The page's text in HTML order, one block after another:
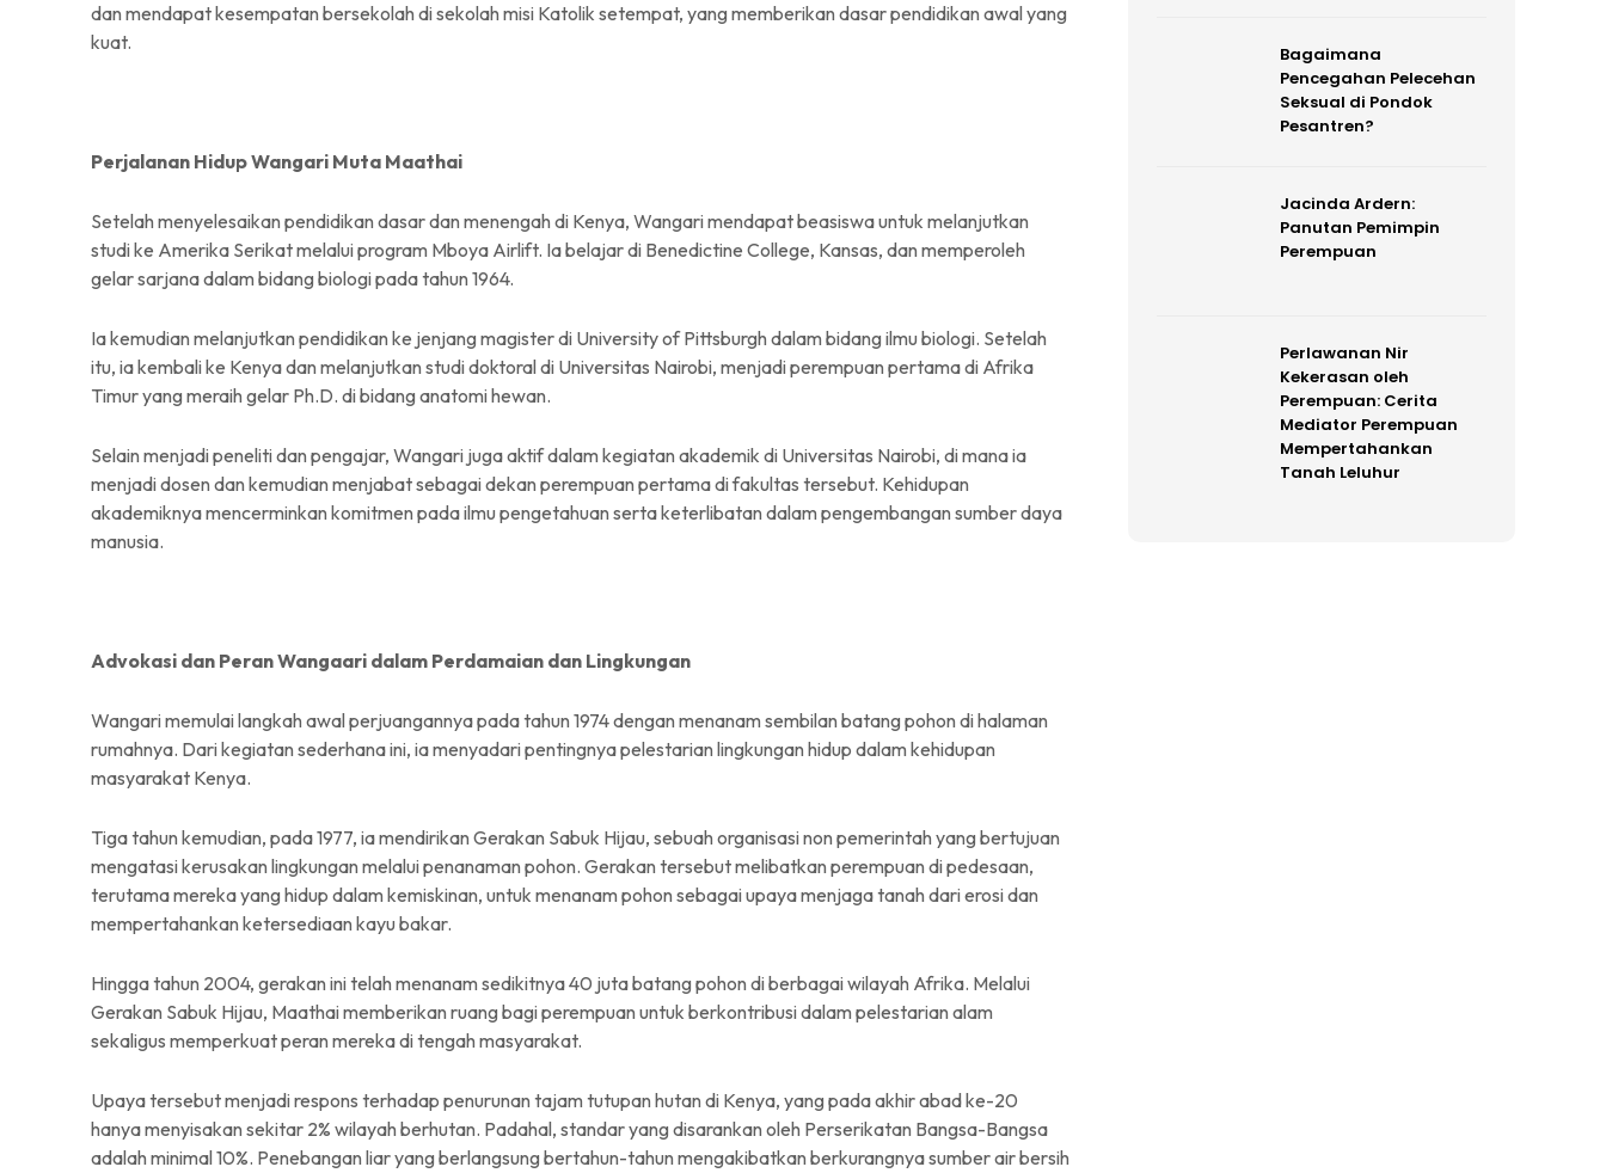
dan mendapat kesempatan bersekolah di sekolah misi Katolik setempat, yang memberikan dasar pendidikan awal yang
kuat.
Perjalanan Hidup Wangari Muta Maathai
Setelah menyelesaikan pendidikan dasar dan menengah di Kenya, Wangari mendapat beasiswa untuk melanjutkan
studi ke Amerika Serikat melalui program Mboya Airlift. Ia belajar di Benedictine College, Kansas, dan memperoleh
gelar sarjana dalam bidang biologi pada tahun 1964.
Ia kemudian melanjutkan pendidikan ke jenjang magister di University of Pittsburgh dalam bidang ilmu biologi. Setelah
itu, ia kembali ke Kenya dan melanjutkan studi doktoral di Universitas Nairobi, menjadi perempuan pertama di Afrika
Timur yang meraih gelar Ph.D. di bidang anatomi hewan.
Selain menjadi peneliti dan pengajar, Wangari juga aktif dalam kegiatan akademik di Universitas Nairobi, di mana ia
menjadi dosen dan kemudian menjabat sebagai dekan perempuan pertama di fakultas tersebut. Kehidupan
akademiknya mencerminkan komitmen pada ilmu pengetahuan serta keterlibatan dalam pengembangan sumber daya
manusia.
Advokasi dan Peran Wangaari dalam Perdamaian dan Lingkungan
Wangari memulai langkah awal perjuangannya pada tahun 1974 dengan menanam sembilan batang pohon di halaman
rumahnya. Dari kegiatan sederhana ini, ia menyadari pentingnya pelestarian lingkungan hidup dalam kehidupan
masyarakat Kenya.
Tiga tahun kemudian, pada 1977, ia mendirikan Gerakan Sabuk Hijau, sebuah organisasi non pemerintah yang bertujuan
mengatasi kerusakan lingkungan melalui penanaman pohon. Gerakan tersebut melibatkan perempuan di pedesaan,
terutama mereka yang hidup dalam kemiskinan, untuk menanam pohon sebagai upaya menjaga tanah dari erosi dan
mempertahankan ketersediaan kayu bakar.
Hingga tahun 2004, gerakan ini telah menanam sedikitnya 40 juta batang pohon di berbagai wilayah Afrika. Melalui
Gerakan Sabuk Hijau, Maathai memberikan ruang bagi perempuan untuk berkontribusi dalam pelestarian alam
sekaligus memperkuat peran mereka di tengah masyarakat.
Upaya tersebut menjadi respons terhadap penurunan tajam tutupan hutan di Kenya, yang pada akhir abad ke-20
hanya menyisakan sekitar 2% wilayah berhutan. Padahal, standar yang disarankan oleh Perserikatan Bangsa-Bangsa
adalah minimal 10%. Penebangan liar yang berlangsung bertahun-tahun mengakibatkan berkurangnya sumber air bersih
Bagaimana
Pencegahan Pelecehan
Seksual di Pondok
Pesantren?
Jacinda Ardern:
Panutan Pemimpin
Perempuan
Perlawanan Nir
Kekerasan oleh
Perempuan: Cerita
Mediator Perempuan
Mempertahankan
Tanah Leluhur